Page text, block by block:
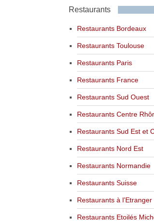
Restaurants
Restaurants Bordeaux
Restaurants Toulouse
Restaurants Paris
Restaurants France
Restaurants Sud Ouest
Restaurants Centre
Restaurants Sud Est et
Restaurants Nord Est
Restaurants Normandie
Restaurants Suisse
Restaurants à l’Etranger
Restaurants Etoilés